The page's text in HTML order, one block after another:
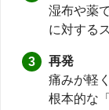
湿布や薬
に対する
再発
痛みが軽
根本的な